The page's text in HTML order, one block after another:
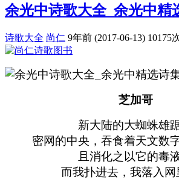
余光中诗歌大全_余光中精
诗歌大全 尚仁 9年前 (2017-06-13) 10175
芝加哥
新大陆的大蜘蛛雄
密网的中央，吞食着天文数
且消化之以它的毒液
而我扑进去，我落入